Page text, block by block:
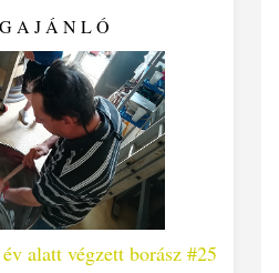
alatt végzett borász #25